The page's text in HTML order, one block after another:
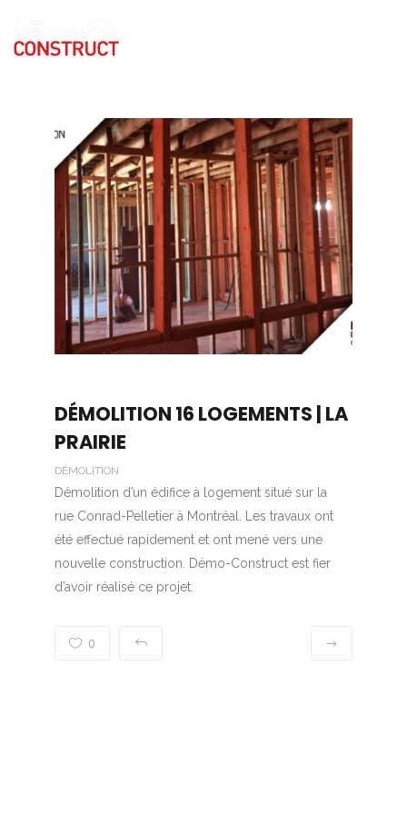
DÉMOLITION 16 LOGEMENTS | LA
PRAIRIE
DÉMOLITION
Démolition d’un édifice à logement situé sur la
rue Conrad-Pelletier à Montréal. Les travaux ont
été effectué rapidement et ont mené vers une
nouvelle construction. Démo-Construct est fier
d’avoir réalisé ce projet.
0